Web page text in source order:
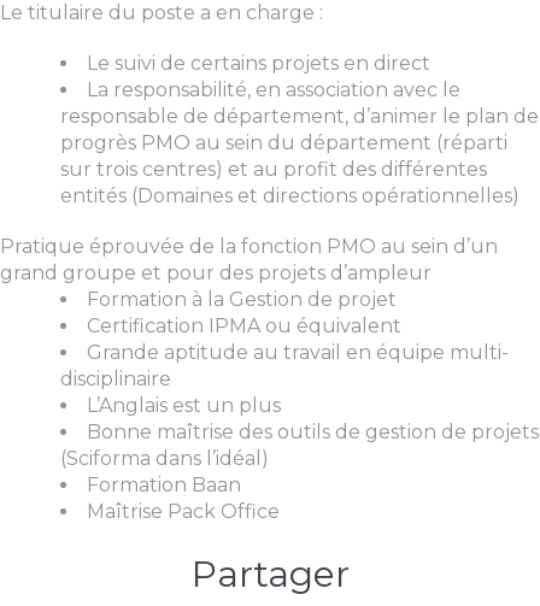
Le titulaire du poste a en charge :
Le suivi de certains projets en direct
La responsabilité, en association avec le
responsable de département, d’animer le plan de
progrès PMO au sein du département (réparti
sur trois centres) et au profit des différentes
entités (Domaines et directions opérationnelles)
Pratique éprouvée de la fonction PMO au sein d’un
grand groupe et pour des projets d’ampleur
Formation à la Gestion de projet
Certification IPMA ou équivalent
Grande aptitude au travail en équipe multi-
disciplinaire
L’Anglais est un plus
Bonne maîtrise des outils de gestion de projets
(Sciforma dans l’idéal)
Formation Baan
Maîtrise Pack Office
Partager​